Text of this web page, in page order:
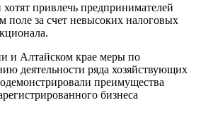
привлечь предпринимателей
поле за счет невысоких налоговых
и Алтайском крае меры по
деятельности ряда хозяйствующих
преимущества
бизнеса